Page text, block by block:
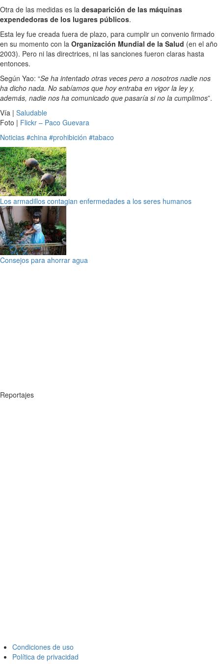
Otra de las medidas es la desaparición de las máquinas
expendedoras de los lugares públicos.
Esta ley fue creada fuera de plazo, para cumplir un convenio firmado
en su momento con la Organización Mundial de la Salud (en el año
2003). Pero ni las directrices, ni las sanciones fueron claras hasta
entonces.
Según Yao: “Se ha intentado otras veces pero a nosotros nadie nos
ha dicho nada. No sabíamos que hoy entraba en vigor la ley y,
además, nadie nos ha comunicado que pasaría si no la cumplimos”.
Vía | Saludable
Foto | Flickr – Paco Guevara
Noticias #china #prohibición #tabaco
Los armadillos contagian enfermedades a los seres humanos
Consejos para ahorrar agua
Reportajes
Condiciones de uso
Política de privacidad